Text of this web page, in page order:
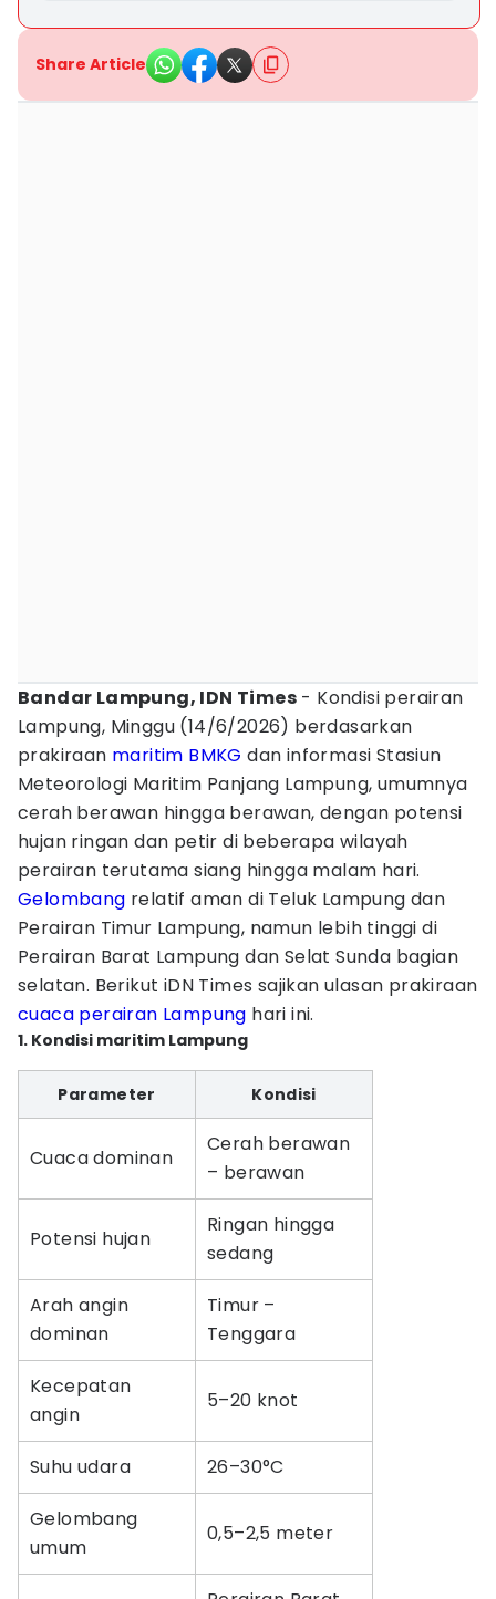
Share Article
Bandar Lampung, IDN Times - Kondisi perairan
Lampung, Minggu (14/6/2026) berdasarkan
prakiraan maritim BMKG dan informasi Stasiun
Meteorologi Maritim Panjang Lampung, umumnya
cerah berawan hingga berawan, dengan potensi
hujan ringan dan petir di beberapa wilayah
perairan terutama siang hingga malam hari.
Gelombang relatif aman di Teluk Lampung dan
Perairan Timur Lampung, namun lebih tinggi di
Perairan Barat Lampung dan Selat Sunda bagian
selatan. Berikut iDN Times sajikan ulasan prakiraan
cuaca perairan Lampung hari ini.
1. Kondisi maritim Lampung
Parameter Kondisi
Cuaca dominan
Cerah berawan
– berawan
Potensi hujan
Ringan hingga
sedang
Arah angin
dominan
Timur –
Tenggara
Kecepatan
angin
5–20 knot
Suhu udara 26–30°C
Gelombang
umum
0,5–2,5 meter